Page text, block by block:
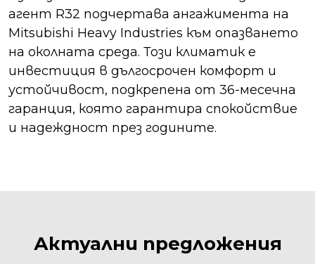
агент R32 подчертава ангажимента на
Mitsubishi Heavy Industries към опазването
на околната среда. Този климатик е
инвестиция в дългосрочен комфорт и
устойчивост, подкрепена от 36-месечна
гаранция, която гарантира спокойствие
и надеждност през годините.
Актуални предложения